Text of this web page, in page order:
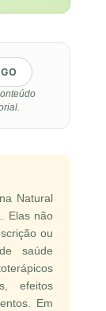
Natural
Elas não
ou
saúde
efeitos
Em